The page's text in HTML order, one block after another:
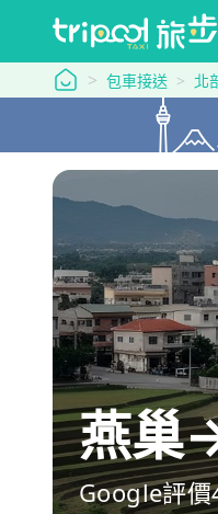
tripool 旅步
包車接送 北
燕巢
Google評